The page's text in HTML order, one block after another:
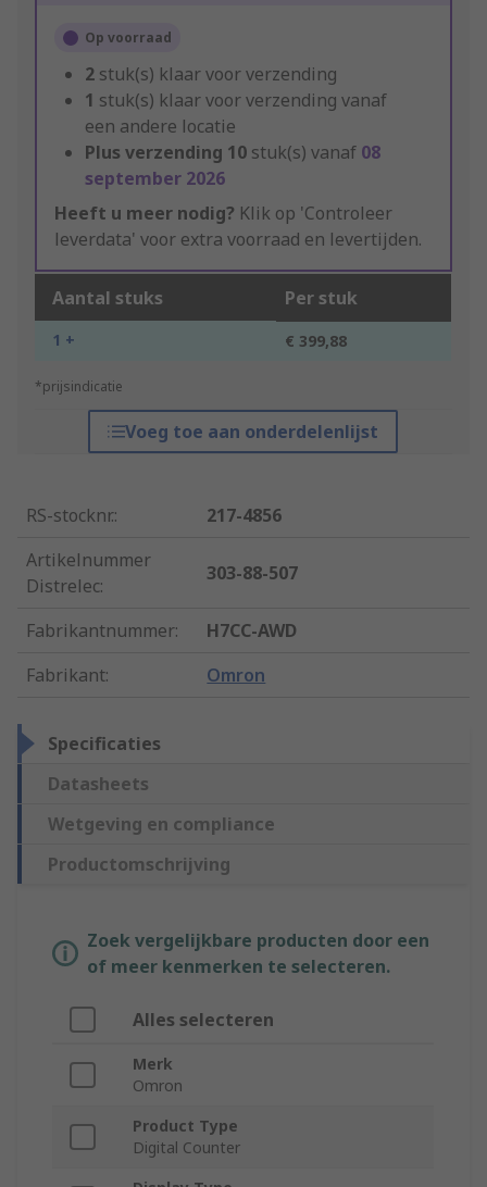
Op voorraad
2 stuk(s) klaar voor verzending
1 stuk(s) klaar voor verzending vanaf
een andere locatie
Plus verzending 10 stuk(s) vanaf 08
september 2026
Heeft u meer nodig? Klik op 'Controleer
leverdata' voor extra voorraad en levertijden.
Aantal stuks Per stuk
1 + € 399,88
*prijsindicatie
Voeg toe aan onderdelenlijst
RS-stocknr.:
217-4856
Artikelnummer
Distrelec:
303-88-507
Fabrikantnummer:
H7CC-AWD
Fabrikant: Omron
Specificaties
Datasheets
Wetgeving en compliance
Productomschrijving
Zoek vergelijkbare producten door een
of meer kenmerken te selecteren.
Alles selecteren
Merk
Omron
Product Type
Digital Counter